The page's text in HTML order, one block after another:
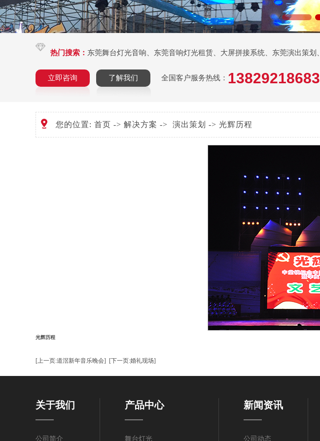
热门搜索： 东莞舞台灯光音响 东莞音响灯光租赁 大屏拼接系统 东莞演出策划
立即咨询 了解我们 全国客户服务热线： 13829218683
您的位置: 首页 -> 解决方案 -> 演出策划 -> 光辉历程
光辉历程
[上一页:道滘新年音乐晚会]
[下一页:婚礼现场]
关于我们
公司简介
产品中心
舞台灯光
新闻资讯
公司动态